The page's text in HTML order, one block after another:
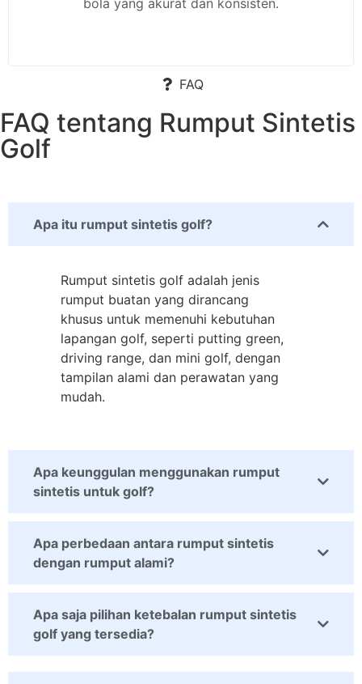
bola yang akurat dan konsisten.
FAQ
FAQ tentang Rumput Sintetis
Golf
Apa itu rumput sintetis golf?
Rumput sintetis golf adalah jenis
rumput buatan yang dirancang
khusus untuk memenuhi kebutuhan
lapangan golf, seperti putting green,
driving range, dan mini golf, dengan
tampilan alami dan perawatan yang
mudah.
Apa keunggulan menggunakan rumput
sintetis untuk golf?
Apa perbedaan antara rumput sintetis
dengan rumput alami?
Apa saja pilihan ketebalan rumput sintetis
golf yang tersedia?